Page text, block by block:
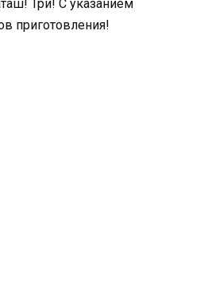
Три! С указанием
приготовления!